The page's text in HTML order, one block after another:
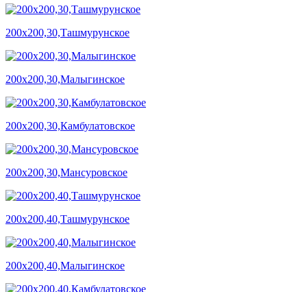
200х200,30,Ташмурунское
200х200,30,Малыгинское
200х200,30,Камбулатовское
200х200,30,Мансуровское
200х200,40,Ташмурунское
200х200,40,Малыгинское